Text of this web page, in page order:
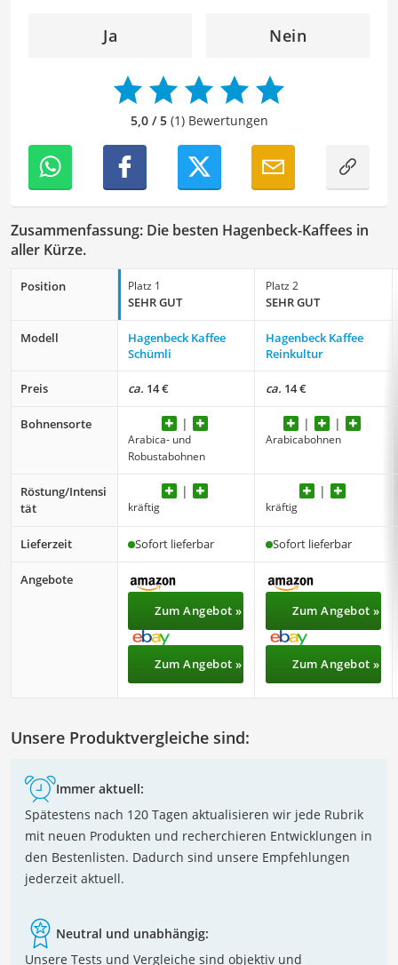
Geschmackserlebnisse zu entdecken und sowohl eine
Lebensmitteln zu entwickeln. Durch meine Texte möchte
ich Leser dazu anregen, Essen nicht nur als eine
Notwendigkeit zu sehen, sondern als Quelle von Genuss,
Der Hagenbeck-Kaffee-Vergleich ist aus unserer Sicht
besonders empfehlenswert für
Kaffeetrinker
Ja Nein
5,0 / 5(1) Bewertungen
Zusammenfassung: Die besten Hagenbeck-Kaffees in
aller Kürze.
Position Platz 1
SEHR GUT
Platz 2
SEHR GUT
Modell
Hagenbeck Kaffee
Schümli
Hagenbeck Kaffee
Reinkultur
Preis ca. 14 € ca. 14 €
Bohnensorte
Arabica- und
Robustabohnen
Arabicabohnen
Röstung/Intensi
tät
kräftig kräftig
Lieferzeit Sofort lieferbar Sofort lieferbar
Angebote
Zum Angebot »
Zum Angebot »
Zum Angebot »
Zum Angebot »
Unsere Produktvergleiche sind:
Immer aktuell:
Spätestens nach 120 Tagen aktualisieren wir jede Rubrik
mit neuen Produkten und recherchieren Entwicklungen in
den Bestenlisten. Dadurch sind unsere Empfehlungen
jederzeit aktuell.
Neutral und unabhängig:
Unsere Tests und Vergleiche sind objektiv und